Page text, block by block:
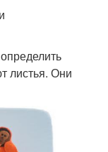
листья. Они